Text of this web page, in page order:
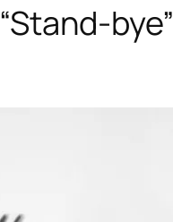
“Stand-bye”